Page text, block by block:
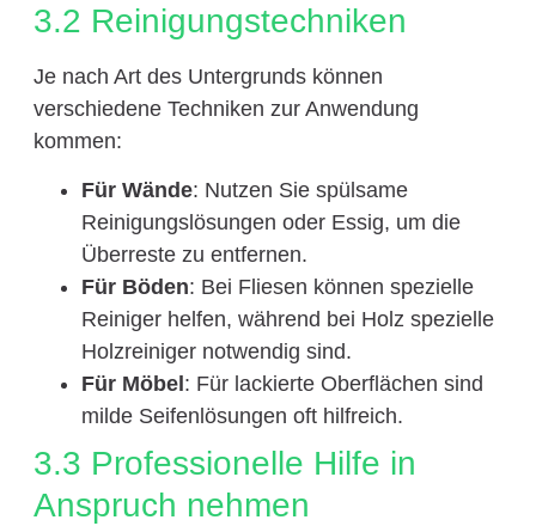
3.2 Reinigungstechniken
Je nach Art des Untergrunds können
verschiedene Techniken zur Anwendung
kommen:
Für Wände: Nutzen Sie spülsame
Reinigungslösungen oder Essig, um die
Überreste zu entfernen.
Für Böden: Bei Fliesen können spezielle
Reiniger helfen, während bei Holz spezielle
Holzreiniger notwendig sind.
Für Möbel : Für lackierte Oberflächen sind
milde Seifenlösungen oft hilfreich.
3.3 Professionelle Hilfe in
Anspruch nehmen